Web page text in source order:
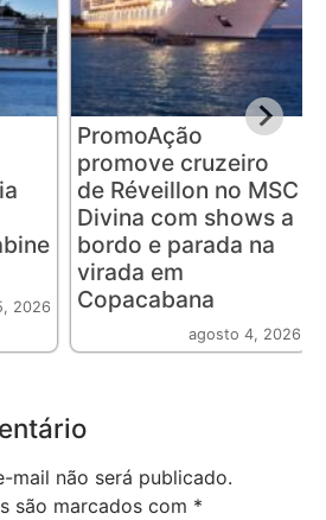
2026
PromoAção
promove cruzeiro
de Réveillon no MSC
Divina com shows a
bordo e parada na
virada em
Copacabana
agosto 4, 2026
mail não será publicado.
são marcados com *